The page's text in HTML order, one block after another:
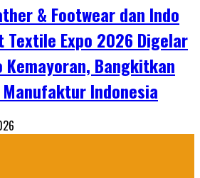
& Footwear dan Indo
Textile Expo 2026 Digelar
Kemayoran, Bangkitkan
Indonesia